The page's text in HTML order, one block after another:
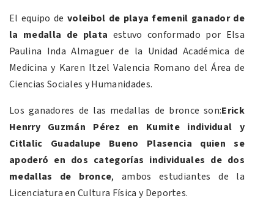
El equipo de voleibol de playa femenil ganador de
la medalla de plata estuvo conformado por Elsa
Paulina Inda Almaguer de la Unidad Académica de
Medicina y Karen Itzel Valencia Romano del Área de
Ciencias Sociales y Humanidades.
Los ganadores de las medallas de bronce son:Erick
Henrry Guzmán Pérez en Kumite individual y
Citlalic Guadalupe Bueno Plasencia quien se
apoderó en dos categorías individuales de dos
medallas de bronce, ambos estudiantes de la
Licenciatura en Cultura Física y Deportes.